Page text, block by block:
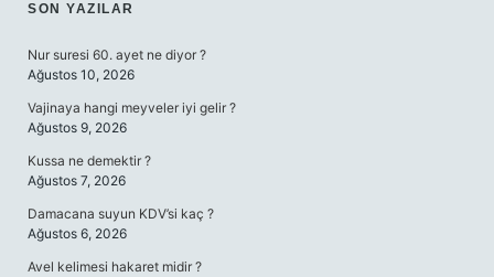
SIDEBAR
SON YAZILAR
Nur suresi 60. ayet ne diyor ?
Ağustos 10, 2026
Vajinaya hangi meyveler iyi gelir ?
Ağustos 9, 2026
Kussa ne demektir ?
Ağustos 7, 2026
Damacana suyun KDV’si kaç ?
Ağustos 6, 2026
Avel kelimesi hakaret midir ?